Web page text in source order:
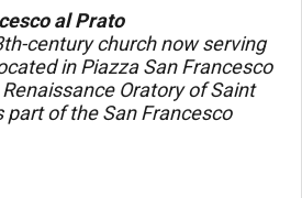
al Prato
century church now serving
in Piazza San Francesco
Oratory of Saint
part of the San Francesco